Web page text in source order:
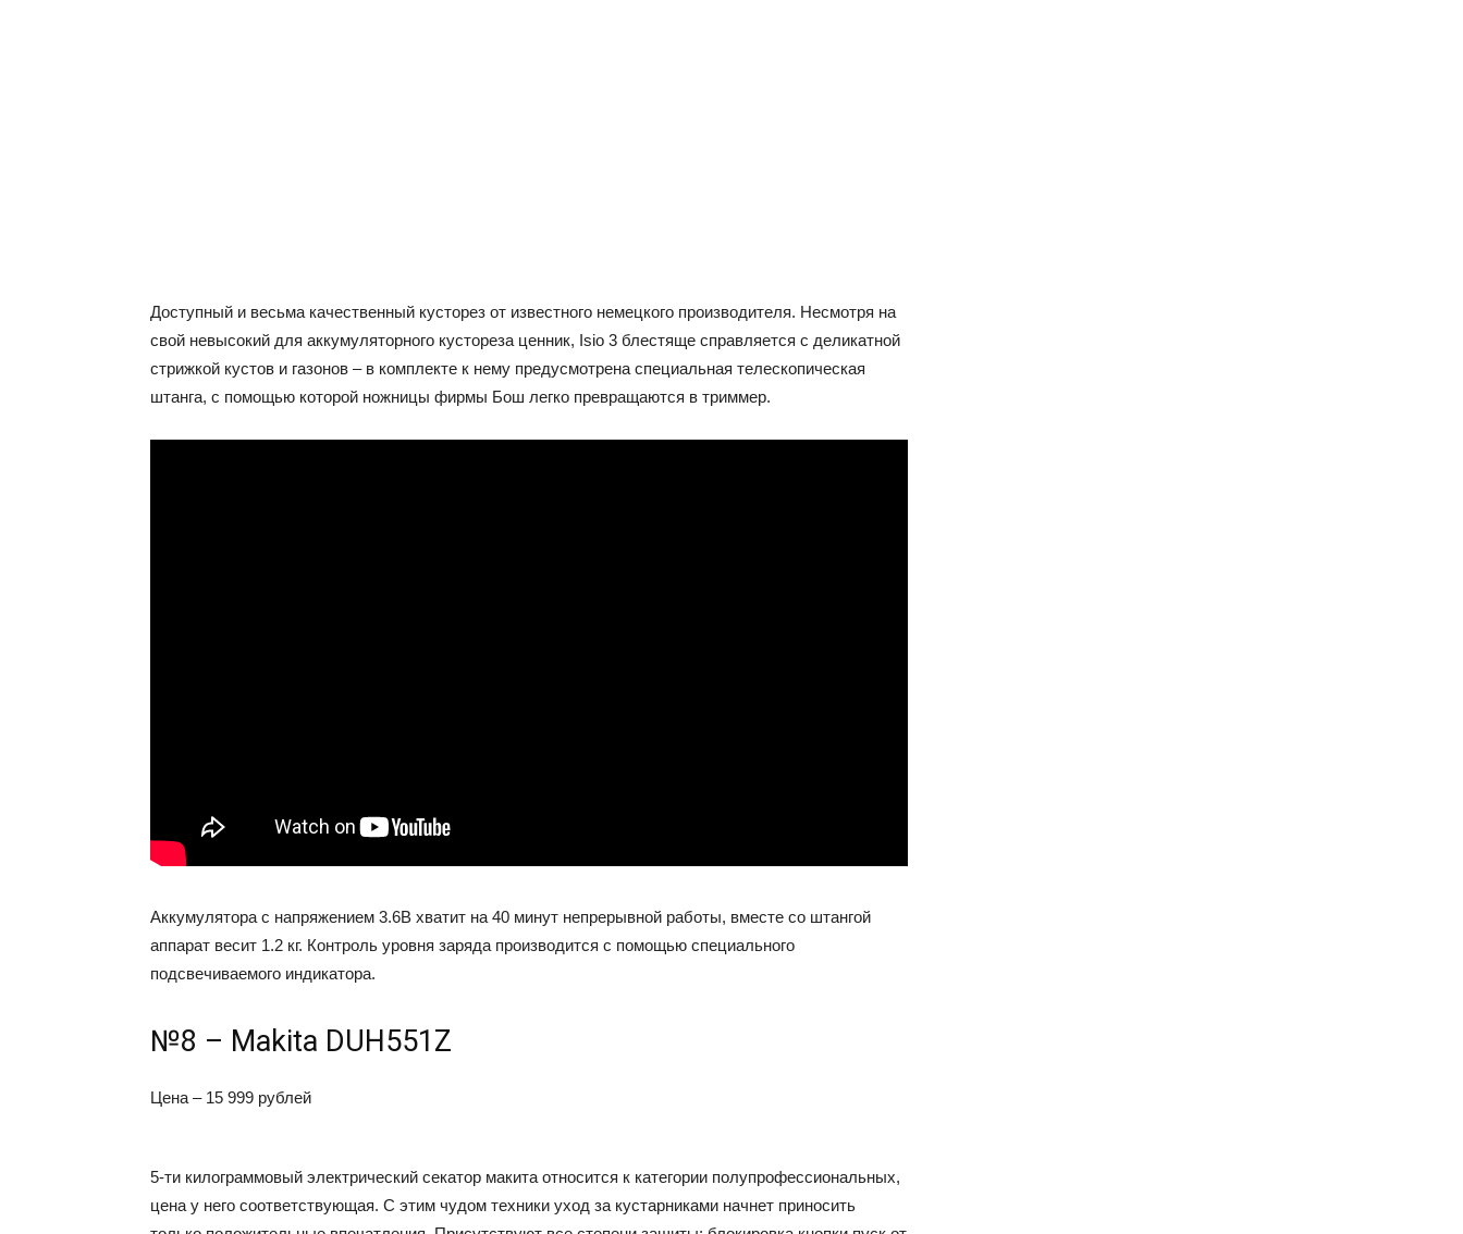
Доступный и весьма качественный кусторез от известного немецкого производителя. Несмотря на
свой невысокий для аккумуляторного кустореза ценник, Isio 3 блестяще справляется с деликатной
стрижкой кустов и газонов – в комплекте к нему предусмотрена специальная телескопическая
штанга, с помощью которой ножницы фирмы Бош легко превращаются в триммер.
Аккумулятора с напряжением 3.6В хватит на 40 минут непрерывной работы, вместе со штангой
аппарат весит 1.2 кг. Контроль уровня заряда производится с помощью специального
подсвечиваемого индикатора.
№8 – Makita DUH551Z
Цена – 15 999 рублей
5-ти килограммовый электрический секатор макита относится к категории полупрофессиональных,
цена у него соответствующая. С этим чудом техники уход за кустарниками начнет приносить